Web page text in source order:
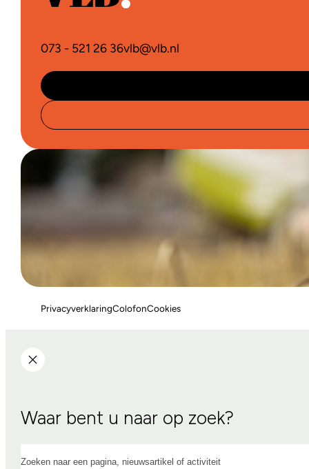
073 - 521 26 36vlb@vlb.nl
PrivacyverklaringColofonCookies
Waar bent u naar op zoek?